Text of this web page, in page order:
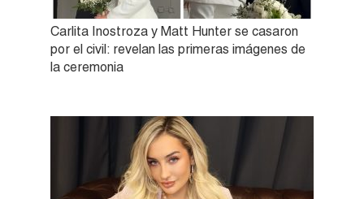
Carlita Inostroza y Matt Hunter se casaron
por el civil: revelan las primeras imágenes de
la ceremonia